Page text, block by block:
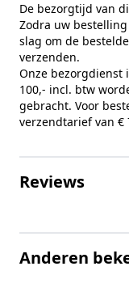
De bezorgtijd van
Zodra uw
slag om de
verzenden.
Onze bezorgdienst
100,- incl. btw
gebracht. Voor
verzendtarief van €
Reviews
Anderen